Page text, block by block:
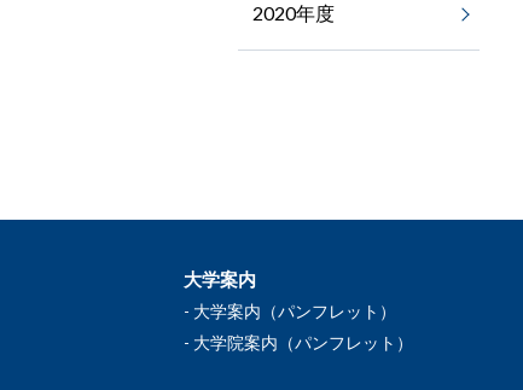
2020年度
大学案内
大学案内（パンフレット）
大学院案内（パンフレット）